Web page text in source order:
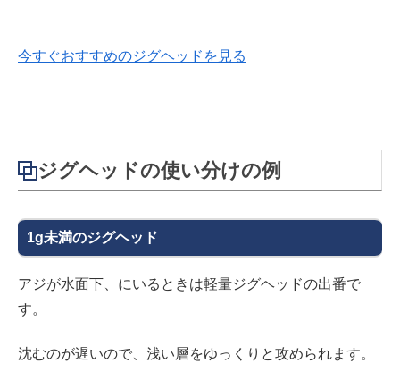
今すぐおすすめのジグヘッドを見る
ジグヘッドの使い分けの例
1g未満のジグヘッド
アジが水面下、にいるときは軽量ジグヘッドの出番で
す。
沈むのが遅いので、浅い層をゆっくりと攻められます。